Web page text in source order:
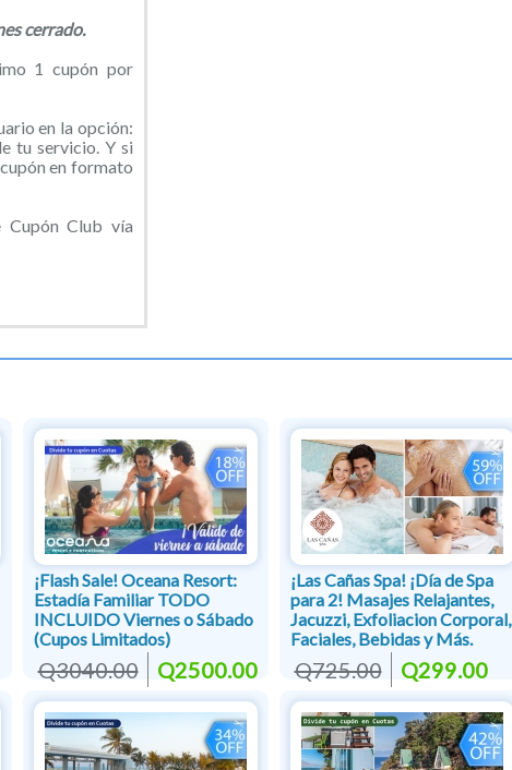
cerrado.
1 cupón por
en la opción:
tu servicio. Y si
en formato
Cupón Club vía
¡Flash Sale! Oceana Resort:
Estadía Familiar TODO
INCLUIDO Viernes o Sábado
(Cupos Limitados)
Q3040.00 Q2500.00
¡Las Cañas Spa! ¡Día de Spa
para 2! Masajes Relajantes,
Jacuzzi, Exfoliacion Corporal,
Faciales, Bebidas y Más.
Q725.00 Q299.00